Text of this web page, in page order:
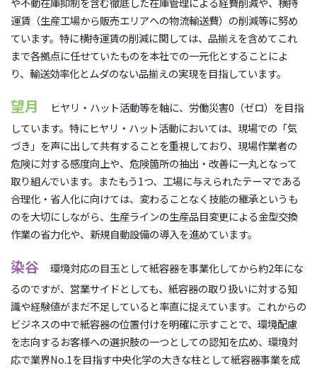
運賃（生産工場から販売エリアへの物流輸送費）の削減等に努め
ています。特に横持運賃の削減に関しては、品揃えを含めてこれ
まで各拠点に任せていたものを本社での一元化とすることによ
り、輸送効率化とムダのない品揃えの実現を目指しています。
望月
ヒヤリ・ハット活動等を軸に、労働災害0（ゼロ）を目指
しています。特にヒヤリ・ハット活動においては、現場での「気
づき」を声に出して共有することを重視しており、現場作業者の
危険に対する感度向上や、危険箇所の抽出・改善に一丸となって
取り組んでいます。またもう1つ、工場に与えられたテーマである
合理化・省人化に向けては、変わることなく技能の継承というも
のを大切にしながら、生産ラインの生産品目変更による金型交換
作業の省力化や、新規自動設備の導入を進めています。
染谷
環境対応の目玉として紙容器を事業化してから約2年にな
るのですが、営業サイドとしても、紙容器の取り扱いに対する知
識や経験値がまだ不足していると率直に捉えています。これからの
ビジネスの中で紙容器の位置付けを明確に示すことで、環境配慮
を志向するお客様への選択肢の一つとしての認知を広め、環境対
応で業界No.1を目指す中央化学の大きな柱として紙容器事業を成